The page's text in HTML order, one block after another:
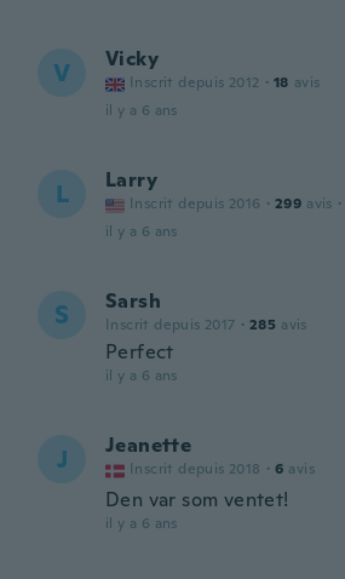
V Vicky
Inscrit depuis 2012 · 18 avis
il y a 6 ans
L Larry
Inscrit depuis 2016 · 299 avis ·
il y a 6 ans
S Sarsh
Inscrit depuis 2017 · 285 avis
Perfect
il y a 6 ans
J Jeanette
Inscrit depuis 2018 · 6 avis
Den var som ventet!
il y a 6 ans